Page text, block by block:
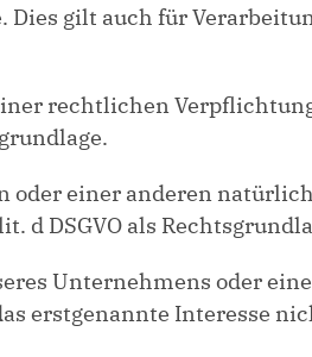
gilt auch für
rechtlichen
oder einer anderen
d DSGVO als
Unternehmens oder
erstgenannte Interesse